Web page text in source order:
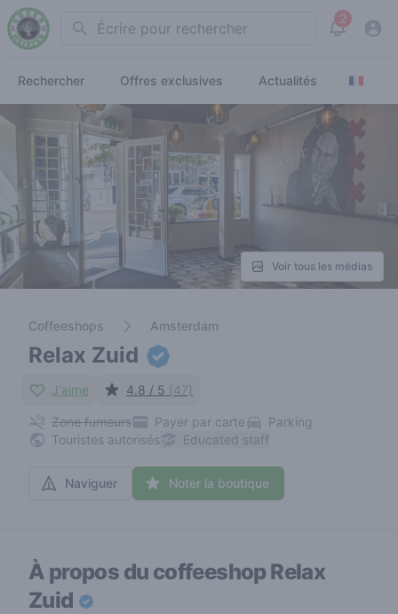
Search 2
View
Rechercher Offres exclusives Actualités
Voir tous les médias
Coffeeshops Amsterdam
Relax Zuid
J'aime 4.8 / 5 (47)
Zone fumeurs Payer par carte
Parking
Touristes autorisés
Educated staff
Naviguer Noter la boutique
À propos du coffeeshopRelax
Zuid